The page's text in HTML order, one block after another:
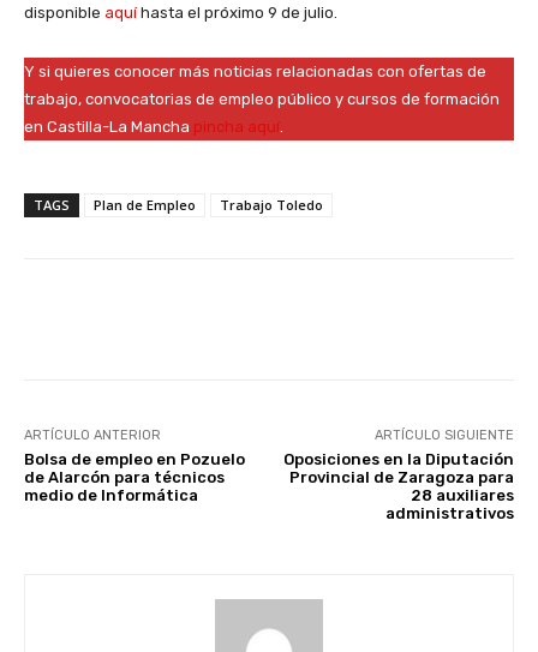
disponible aquíhasta el próximo 9 de julio.
Y si quieres conocer más noticias relacionadas con ofertas de
trabajo, convocatorias de empleo público y cursos de formación
en Castilla-La Mancha pincha aquí.
TAGS Plan de Empleo Trabajo Toledo
ARTÍCULO ANTERIOR
Bolsa de empleo en Pozuelo
de Alarcón para técnicos
medio de Informática
ARTÍCULO SIGUIENTE
Oposiciones en la Diputación
Provincial de Zaragoza para
28 auxiliares
administrativos